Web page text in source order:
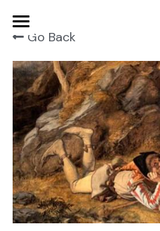
Kontakt os
Bliv medlem
Arrangementer
Udgivelser
Find en teaterhistoriker
Go Back